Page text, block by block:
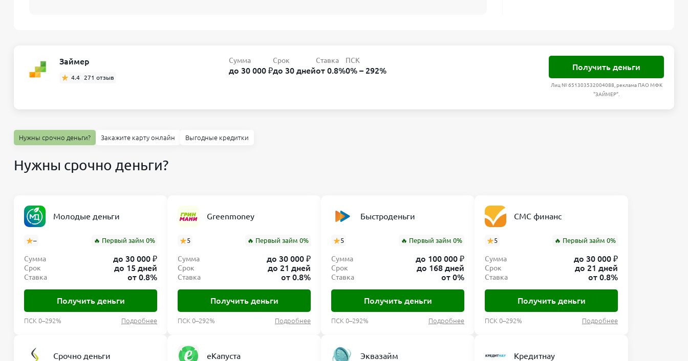
Займер
4.4 271 отзыв
Сумма
до 30 000 ₽
Срок
до 30 дней
Ставка
от 0.8%
ПСК
0% – 292% Получить деньги
Лиц № 651303532004088, реклама ПАО МФК
"ЗАЙМЕР".
Нужны срочно деньги? Закажите карту онлайн Выгодные кредитки
Нужны срочно деньги?
Молодые деньги
– 🔥 Первый займ 0%
Сумма до 30 000 ₽
Срок до 15 дней
Ставка от 0.8%
Получить деньги
ПСК 0–292% Подробнее
Greenmoney
5 🔥 Первый займ 0%
Сумма до 30 000 ₽
Срок до 21 дней
Ставка от 0.8%
Получить деньги
ПСК 0–292% Подробнее
Быстроденьги
5 🔥 Первый займ 0%
Сумма до 100 000 ₽
Срок до 168 дней
Ставка от 0%
Получить деньги
ПСК 0–292% Подробнее
СМС финанс
5 🔥 Первый займ 0%
Сумма до 30 000 ₽
Срок до 21 дней
Ставка от 0.8%
Получить деньги
ПСК 0–292% Подробнее
Срочно деньги еКапуста Эквазайм Кредитнау